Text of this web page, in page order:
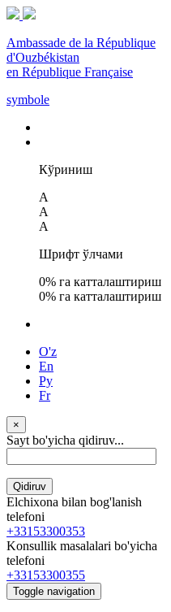
Ambassade de la République
d'Ouzbékistan
en République Française
symbole
Кўриниш
A
A
A
Шрифт ўлчами
0% га катталаштириш
0% га катталаштириш
O'z
En
Ру
Fr
×
Sayt bo'yicha qidiruv...
Qidiruv
Elchixona bilan bog'lanish
telefoni
+33153300353
Konsullik masalalari bo'yicha
telefoni
+33153300355
Toggle navigation